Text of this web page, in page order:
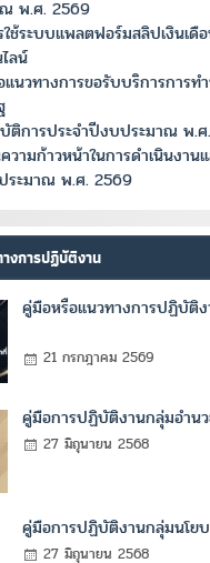
พ.ศ. 2569
ช้ระบบแพลตฟอร์มสลิปเงินเดื
ลน์
นวทางการขอรับบริการการท
ติการประจำปีงบประมาณ พ.
วามก้าวหน้าในการดำเนินงา
ระมาณ พ.ศ. 2569
งการปฏิบัติงาน
คู่มือหรือแนวทางการปฏิบัติง
21 กรกฎาคม 2569
คู่มือการปฏิบัติงานกลุ่มอำน
27 มิถุนายน 2568
คู่มือการปฏิบัติงานกลุ่มนโย
27 มิถุนายน 2568